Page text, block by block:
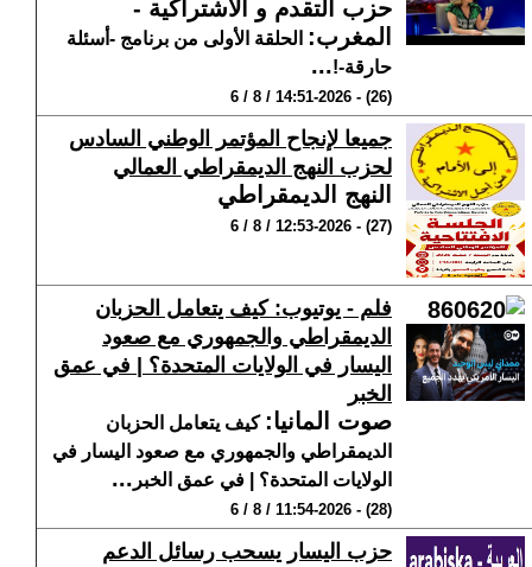
حزب التقدم و الاشتراكية -
المغرب:
الحلقة الأولى من برنامج -أسئلة
حارقة-!...
(26) - 14:51-2026 / 8 / 6
جميعا لإنجاح المؤتمر الوطني السادس
لحزب النهج الديمقراطي العمالي
النهج الديمقراطي
(27) - 12:53-2026 / 8 / 6
فلم - يوتيوب: كيف يتعامل الحزبان
الديمقراطي والجمهوري مع صعود
اليسار في الولايات المتحدة؟ | في عمق
الخبر
صوت المانيا: كيف يتعامل الحزبان
الديمقراطي والجمهوري مع صعود اليسار في
الولايات المتحدة؟ | في عمق الخبر ...
(28) - 11:54-2026 / 8 / 6
حزب اليسار يسحب رسائل الدعم